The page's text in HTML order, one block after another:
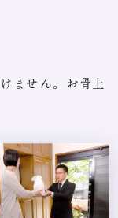
ません。お骨上